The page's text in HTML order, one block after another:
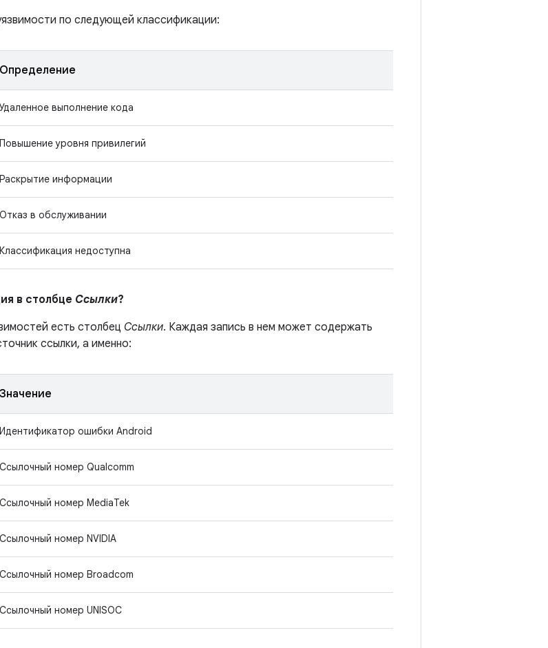
по следующей классификации:
Определение
Удаленное выполнение кода
Повышение уровня привилегий
Раскрытие информации
Отказ в обслуживании
Классификация недоступна
в столбце Ссылки?
есть столбец Ссылки. Каждая запись в нем может содержать
ссылки, а именно:
Значение
Идентификатор ошибки Android
Ссылочный номер Qualcomm
Ссылочный номер MediaTek
Ссылочный номер NVIDIA
Ссылочный номер Broadcom
Ссылочный номер UNISOC